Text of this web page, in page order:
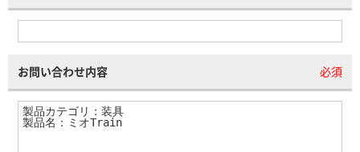
お問い合わせ内容 必須